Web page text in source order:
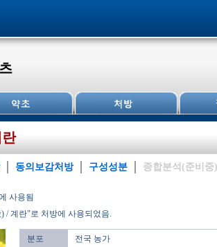
동의보감처방 구성성분 종합분석(준비중)
사용됨
/ 계란"로 처방에 사용되었음.
분포 전국 농가